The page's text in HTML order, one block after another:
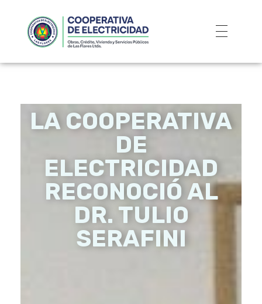
LA COOPERATIVA
DE
ELECTRICIDAD
RECONOCIÓ AL
DR. TULIO
SERAFINI